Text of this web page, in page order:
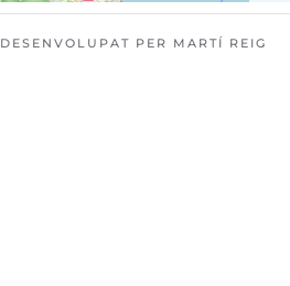
DESENVOLUPAT PER MARTÍ REIG